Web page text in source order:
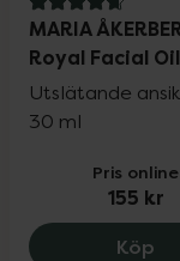
4.8 av 5 i
MARIA
Royal Facial
Utslätande
30 ml
Pris online
155 kr
Köp